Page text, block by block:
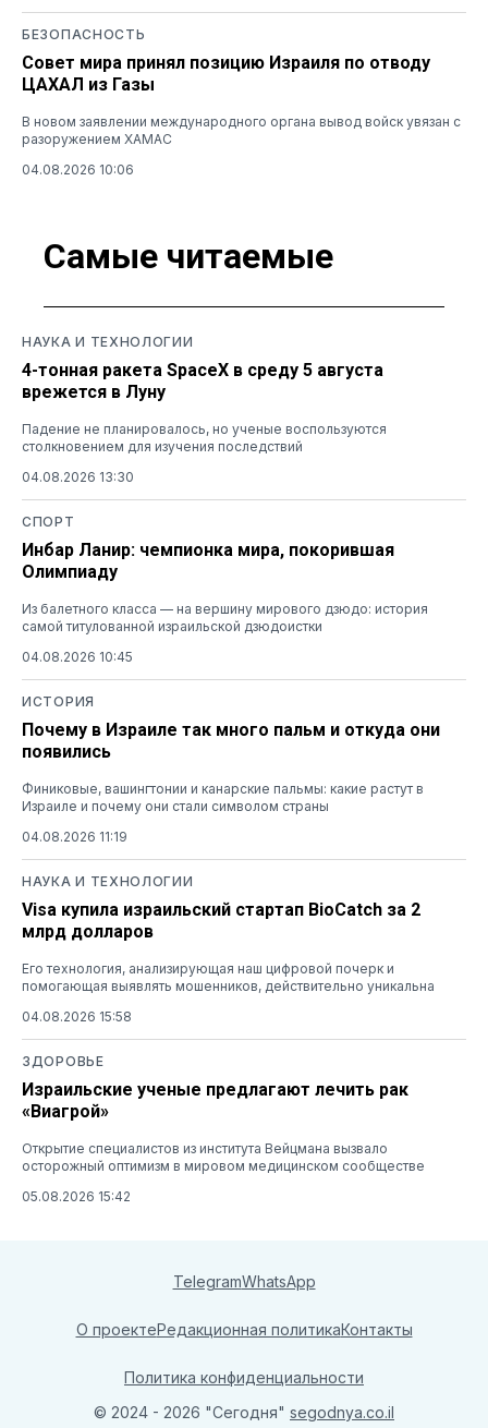
БЕЗОПАСНОСТЬ
Совет мира принял позицию Израиля по отводу
ЦАХАЛ из Газы
В новом заявлении международного органа вывод войск увязан с
разоружением ХАМАС
04.08.2026 10:06
Самые читаемые
НАУКА И ТЕХНОЛОГИИ
4-тонная ракета SpaceX в среду 5 августа
врежется в Луну
Падение не планировалось, но ученые воспользуются
столкновением для изучения последствий
04.08.2026 13:30
СПОРТ
Инбар Ланир: чемпионка мира, покорившая
Олимпиаду
Из балетного класса — на вершину мирового дзюдо: история
самой титулованной израильской дзюдоистки
04.08.2026 10:45
ИСТОРИЯ
Почему в Израиле так много пальм и откуда они
появились
Финиковые, вашингтонии и канарские пальмы: какие растут в
Израиле и почему они стали символом страны
04.08.2026 11:19
НАУКА И ТЕХНОЛОГИИ
Visa купила израильский стартап BioCatch за 2
млрд долларов
Его технология, анализирующая наш цифровой почерк и
помогающая выявлять мошенников, действительно уникальна
04.08.2026 15:58
ЗДОРОВЬЕ
Израильские ученые предлагают лечить рак
«Виагрой»
Открытие специалистов из института Вейцмана вызвало
осторожный оптимизм в мировом медицинском сообществе
05.08.2026 15:42
TelegramWhatsApp
О проектеРедакционная политикаКонтакты
Политика конфиденциальности
© 2024 - 2026 "Сегодня" segodnya.co.il